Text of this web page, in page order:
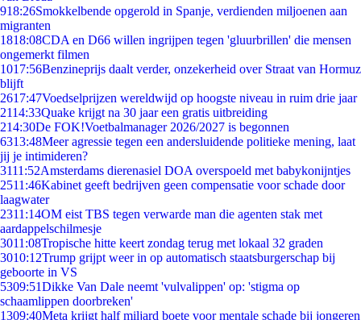
918:26Smokkelbende opgerold in Spanje, verdienden miljoenen aan
migranten
1818:08CDA en D66 willen ingrijpen tegen 'gluurbrillen' die mensen
ongemerkt filmen
1017:56Benzineprijs daalt verder, onzekerheid over Straat van Hormuz
blijft
2617:47Voedselprijzen wereldwijd op hoogste niveau in ruim drie jaar
2114:33Quake krijgt na 30 jaar een gratis uitbreiding
214:30De FOK!Voetbalmanager 2026/2027 is begonnen
6313:48Meer agressie tegen een andersluidende politieke mening, laat
jij je intimideren?
3111:52Amsterdams dierenasiel DOA overspoeld met babykonijntjes
2511:46Kabinet geeft bedrijven geen compensatie voor schade door
laagwater
2311:14OM eist TBS tegen verwarde man die agenten stak met
aardappelschilmesje
3011:08Tropische hitte keert zondag terug met lokaal 32 graden
3010:12Trump grijpt weer in op automatisch staatsburgerschap bij
geboorte in VS
5309:51Dikke Van Dale neemt 'vulvalippen' op: 'stigma op
schaamlippen doorbreken'
1309:40Meta krijgt half miljard boete voor mentale schade bij jongeren